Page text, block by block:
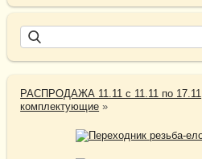
РАСПРОДАЖА 11.11 с 11.11 по 17.11
комплектующие »